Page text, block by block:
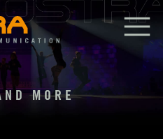
MORE